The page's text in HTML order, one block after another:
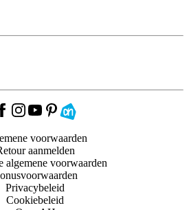
voorwaarden
aanmelden
algemene voorwaarden
Privacybeleid
Cookiebeleid